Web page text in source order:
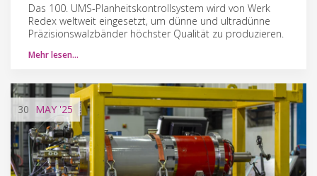
Das 100. UMS-Planheitskontrollsystem wird von Werk
Redex weltweit eingesetzt, um dünne und ultradünne
Präzisionswalzbänder höchster Qualität zu produzieren.
Mehr lesen…
30 MAY'25